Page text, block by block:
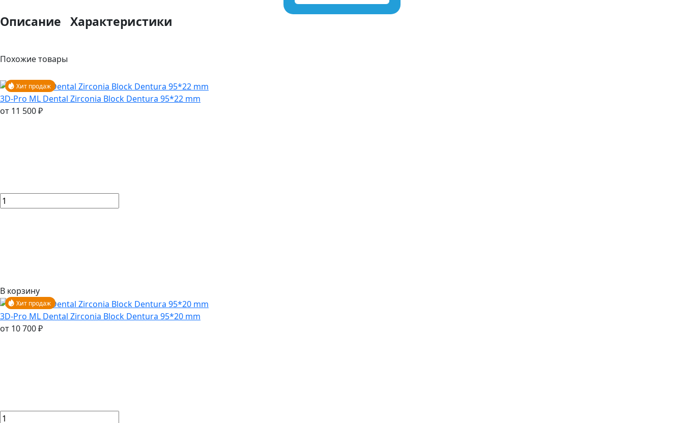
Описание Характеристики
Похожие товары
Хит продаж
3D-Pro ML Dental Zirconia Block Dentura 95*22 mm
от 11 500 ₽
В корзину
Хит продаж
3D-Pro ML Dental Zirconia Block Dentura 95*20 mm
от 10 700 ₽